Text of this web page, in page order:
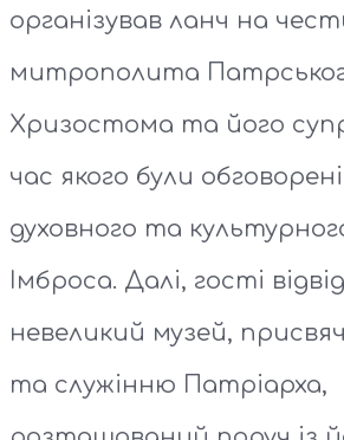
організував ланч на
митрополита
Хризостома та його
час якого були
духовного та
Імброса. Далі, гості
невеликий музей,
та служінню Патріарха,